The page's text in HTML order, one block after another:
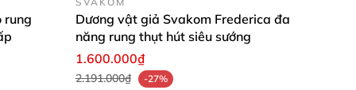
thỏa mãn.
rung
Dương vật giả Svakom Frederica đa
năng rung thụt hút siêu sướng
1.600.000₫
2.191.000₫
-27%